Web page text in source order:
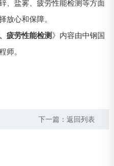
、盐雾、疲劳性能检测等方面
放心和保障。
疲劳性能检测 》内容由中钢国
师。
下一篇： 返回列表